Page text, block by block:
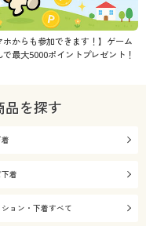
ホからも参加できます！】ゲーム
で最大5000ポイントプレゼント！
品を探す
下着
ション・下着すべて